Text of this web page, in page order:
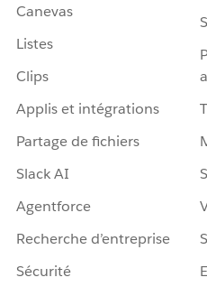
Canevas
Listes
Clips
Applis et intégrations
Partage de fichiers
Slack AI
Agentforce
Recherche d’entreprise
Sécurité